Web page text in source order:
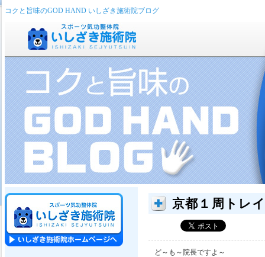
コクと旨味のGOD HAND いしざき施術院ブログ
京都１周トレ
ど～も～院長ですよ～